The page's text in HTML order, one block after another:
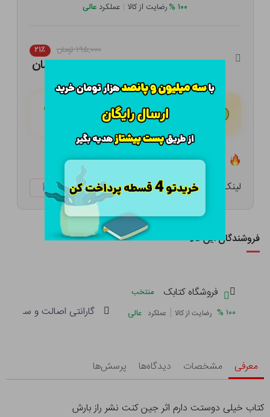
۱۰۰ %رضایت از کالا | عملکرد عالی
۱۹۵,۰۰۰ تومان ۲۱٪
۱۵۴,۰۵۰ تومان
هـر قسط با تــرب‌پــی:
تعداد ۸ عدد در انبار موجود است
لینک کوتاه: ketabtala.com/sbp-38303
فروشندگان این کالا
فروشگاه کتابک
منتخب
۱۰۰ % رضایت از کالا | عملکرد عالی گارانتی اصالت و سلامت
معرفی مشخصات دیدگاه‌ها پرسش‌ها
کتاب خیلی دوستت دارم اثر جین کنت نشر راز بارش